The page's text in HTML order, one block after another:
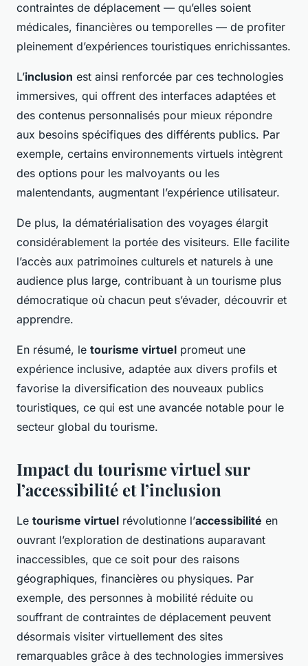
contraintes de déplacement — qu’elles soient
médicales, financières ou temporelles — de profiter
pleinement d’expériences touristiques enrichissantes.
L’inclusion est ainsi renforcée par ces technologies
immersives, qui offrent des interfaces adaptées et
des contenus personnalisés pour mieux répondre
aux besoins spécifiques des différents publics. Par
exemple, certains environnements virtuels intègrent
des options pour les malvoyants ou les
malentendants, augmentant l’expérience utilisateur.
De plus, la dématérialisation des voyages élargit
considérablement la portée des visiteurs. Elle facilite
l’accès aux patrimoines culturels et naturels à une
audience plus large, contribuant à un tourisme plus
démocratique où chacun peut s’évader, découvrir et
apprendre.
En résumé, le tourisme virtuel promeut une
expérience inclusive, adaptée aux divers profils et
favorise la diversification des nouveaux publics
touristiques, ce qui est une avancée notable pour le
secteur global du tourisme.
Impact du tourisme virtuel sur
l’accessibilité et l’inclusion
Le tourisme virtuel révolutionne l’accessibilité en
ouvrant l’exploration de destinations auparavant
inaccessibles, que ce soit pour des raisons
géographiques, financières ou physiques. Par
exemple, des personnes à mobilité réduite ou
souffrant de contraintes de déplacement peuvent
désormais visiter virtuellement des sites
remarquables grâce à des technologies immersives